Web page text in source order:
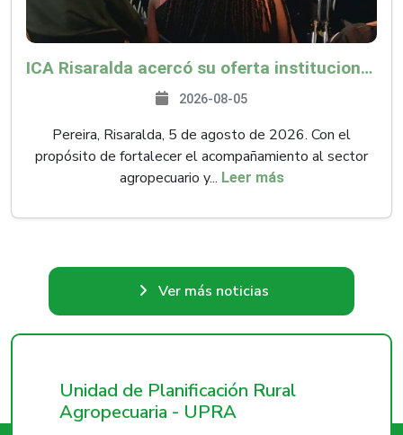
ICA Risaralda acercó su oferta institucional a productores y emprendedores en Expocamello
2026-08-05
Pereira, Risaralda, 5 de agosto de 2026. Con el
propósito de fortalecer el acompañamiento al sector
agropecuario y... Leer más
Ver más noticias
Unidad de Planificación Rural
Agropecuaria - UPRA